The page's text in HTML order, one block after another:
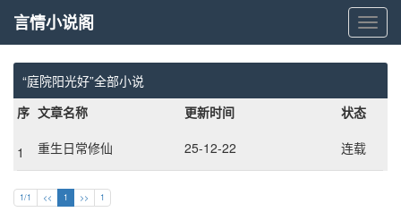
言
情
小
阁
言情小说阁
“庭院阳光好”全部小说
序 文章名称 更新时间 状态
1 重生日常修仙 25-12-22 连载
1/1 << 1 >> 1